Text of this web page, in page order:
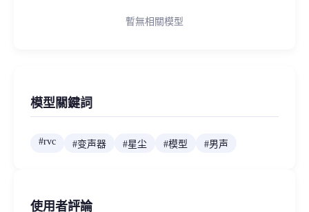
暫無相關模型
模型關鍵詞
#rvc #变声器 #星尘 #模型 #男声
使用者評論